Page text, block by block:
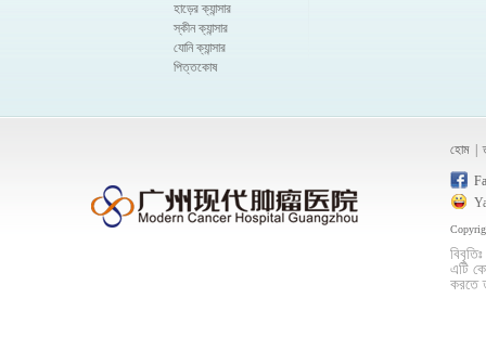
হাড়ের ক্যান্সার
স্কীন ক্যান্সার
যোনি ক্যান্সার
পিত্তকোষ
হোম
এটি
করতে